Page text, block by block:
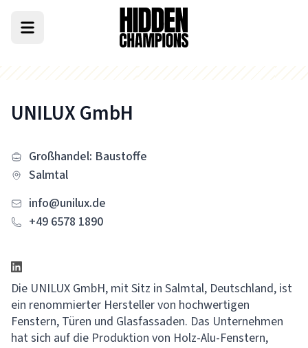
UNILUX GmbH
Großhandel: Baustoffe
Salmtal
info@unilux.de
+49 6578 1890
Die UNILUX GmbH, mit Sitz in Salmtal, Deutschland, ist
ein renommierter Hersteller von hochwertigen
Fenstern, Türen und Glasfassaden. Das Unternehmen
hat sich auf die Produktion von Holz-Alu-Fenstern,